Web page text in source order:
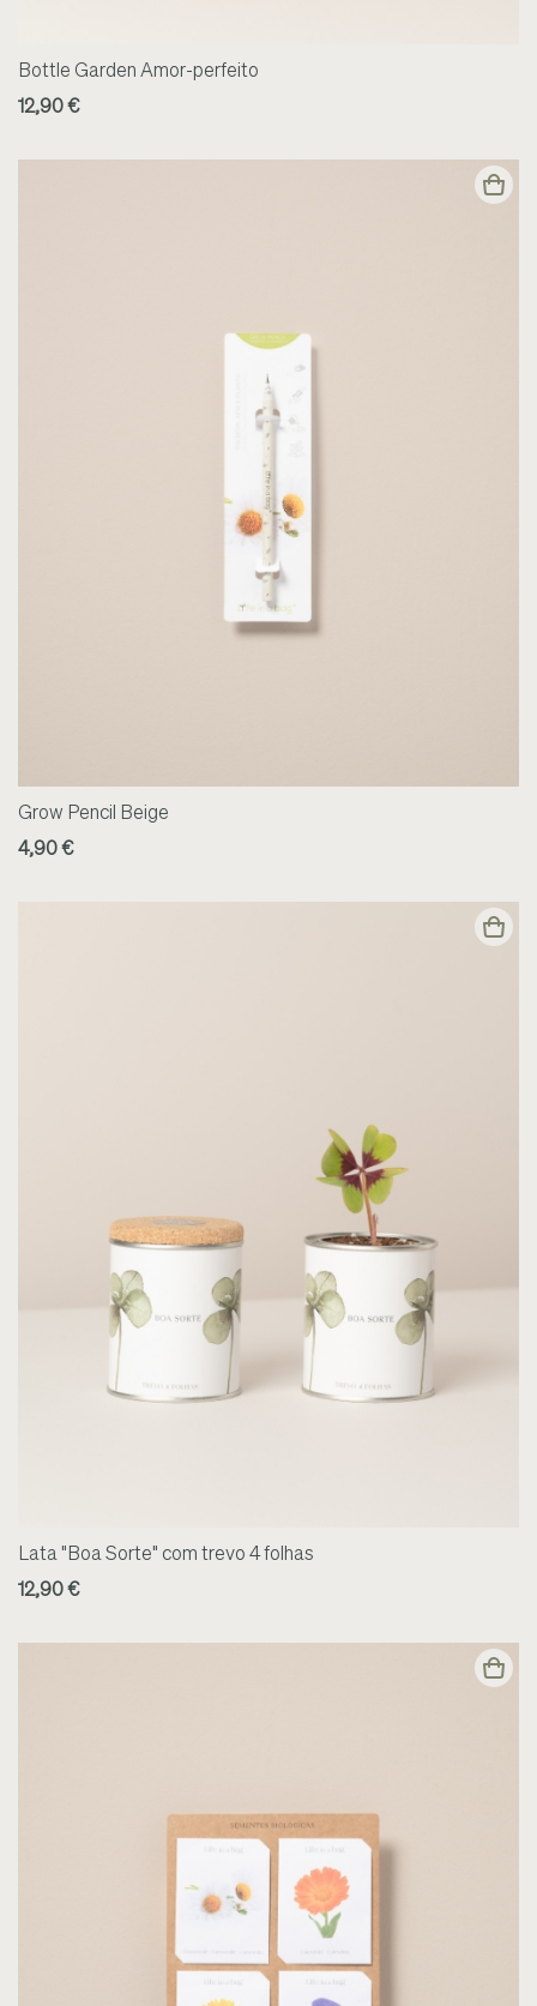
Bottle Garden Amor-perfeito
12,90 €
Grow Pencil Beige
4,90 €
Lata "Boa Sorte" com trevo 4 folhas
12,90 €